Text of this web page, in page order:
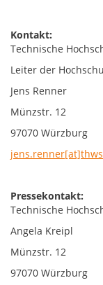
Kontakt:
Technische
Leiter der
Jens Renner
Münzstr. 12
97070 Würzburg
Pressekontakt:
Technische
Angela Kreipl
Münzstr. 12
97070 Würzburg